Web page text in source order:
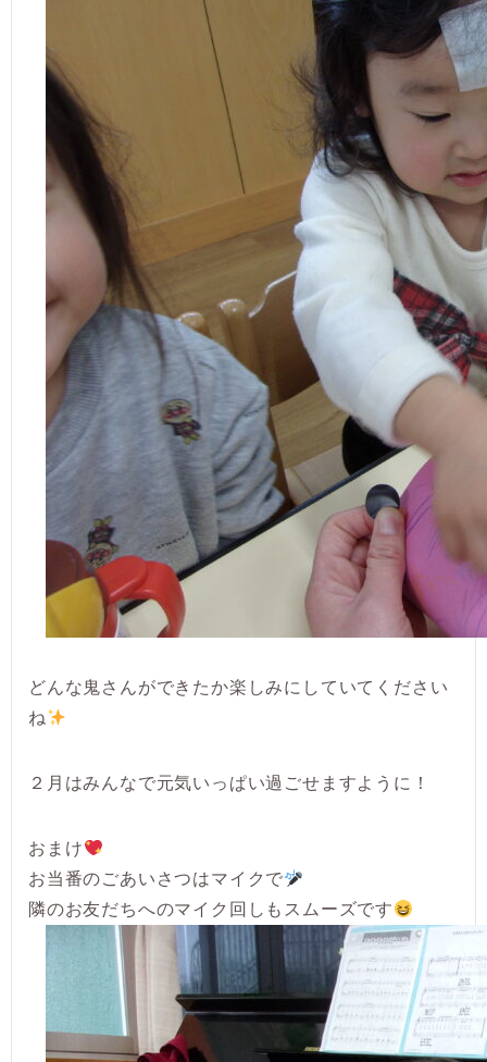
どんな鬼さんができたか楽しみにしていてください
ね
２月はみんなで元気いっぱい過ごせますように！
おまけ
お当番のごあいさつはマイクで
隣のお友だちへのマイク回しもスムーズです